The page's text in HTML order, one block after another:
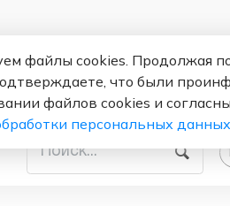
файлы cookies. Продолжая
что были
файлов cookies и
персональных данных